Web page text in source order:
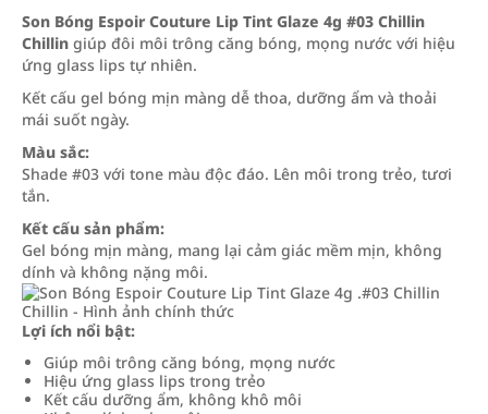
Son Bóng Espoir Couture Lip Tint Glaze 4g #03 Chillin
Chillin giúp đôi môi trông căng bóng, mọng nước với hiệu
ứng glass lips tự nhiên.
Kết cấu gel bóng mịn màng dễ thoa, dưỡng ẩm và thoải
mái suốt ngày.
Màu sắc:
Shade #03 với tone màu độc đáo. Lên môi trong trẻo, tươi
tắn.
Kết cấu sản phẩm:
Gel bóng mịn màng, mang lại cảm giác mềm mịn, không
dính và không nặng môi.
Lợi ích nổi bật:
Giúp môi trông căng bóng, mọng nước
Hiệu ứng glass lips trong trẻo
Kết cấu dưỡng ẩm, không khô môi